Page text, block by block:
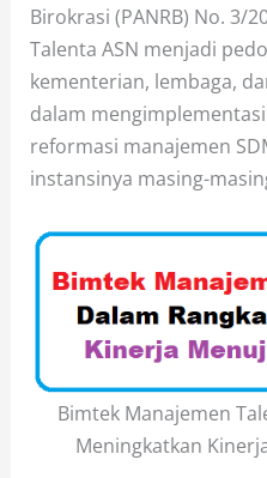
Birokrasi (PANRB) No. 3/
Talenta ASN menjadi
kementerian, lembaga,
dalam
reformasi manajemen
instansinya masing-
Bimtek Manajemen
Meningkatkan